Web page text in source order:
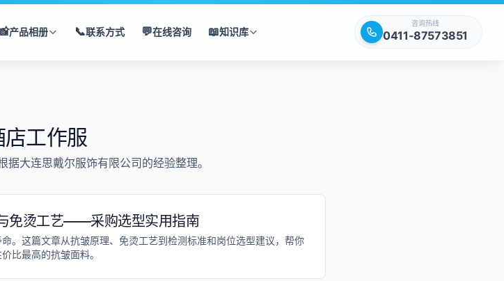
产品相册 📞联系方式 💬在线咨询 📖知识库
咨询热线
0411-87573851
店工作服
据大连思戴尔服饰有限公司的经验整理。
免烫工艺——采购选型实用指南
。这篇文章从抗皱原理、免烫工艺到检测标准和岗位选型建议，帮你
比最高的抗皱面料。